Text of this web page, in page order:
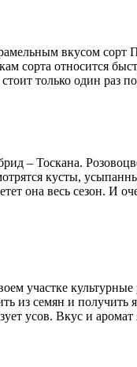
вкусом сорт
сорта относится
только один раз
– Тоскана.
кусты,
она весь сезон. И
участке
из семян и
усов. Вкус и